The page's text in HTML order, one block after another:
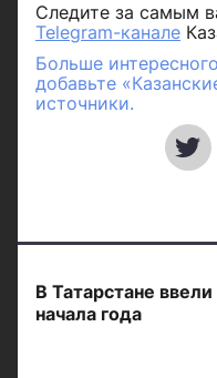
Следите за самым
Telegram-канале
Больше
добавьте
источники.
В Татарстане
начала года